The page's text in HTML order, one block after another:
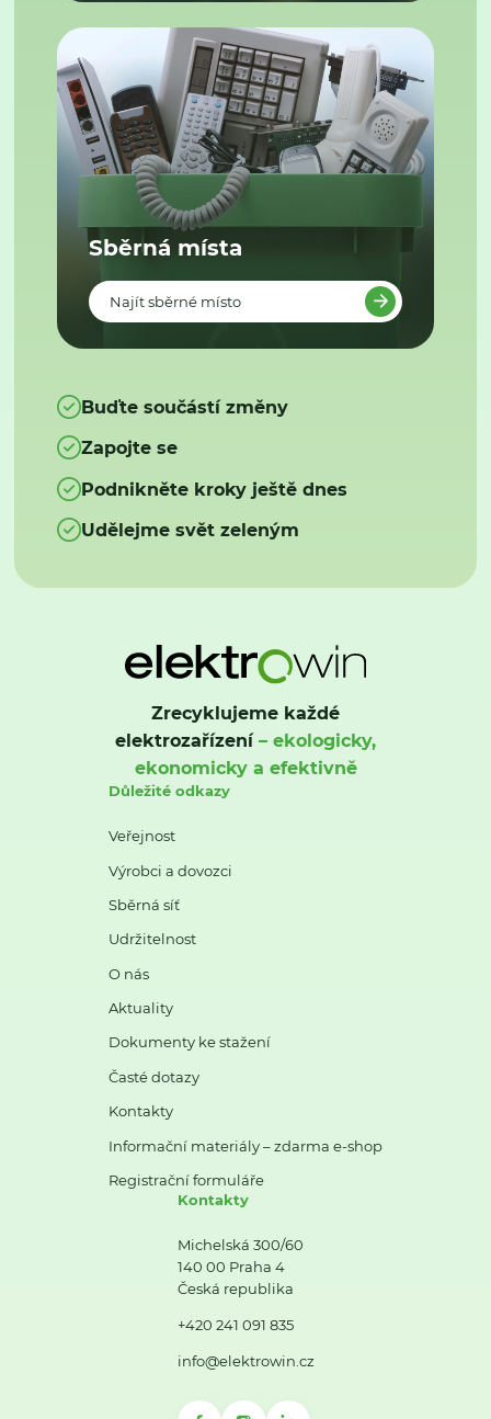
Sběrná místa
Najít sběrné místo
Buďte součástí změny
Zapojte se
Podnikněte kroky ještě dnes
Udělejme svět zeleným
Zrecyklujeme každé
elektrozařízení– ekologicky,
ekonomicky a efektivně
Důležité odkazy
Veřejnost
Výrobci a dovozci
Sběrná síť
Udržitelnost
O nás
Aktuality
Dokumenty ke stažení
Časté dotazy
Kontakty
Informační materiály – zdarma e-shop
Registrační formuláře
Kontakty
Michelská 300/60
140 00 Praha 4
Česká republika
+420 241 091 835
info@elektrowin.cz